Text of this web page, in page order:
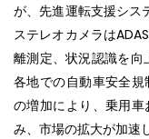
が、先進運転支援シス
ステレオカメラは
離測定、状況認識を向
各地での自動車安全
の増加により、乗用
み、市場の拡大が加速